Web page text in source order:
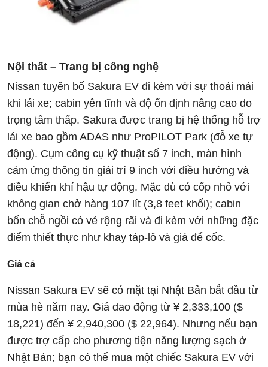
Nội thất – Trang bị công nghệ
Nissan tuyên bố Sakura EV đi kèm với sự thoải mái
khi lái xe; cabin yên tĩnh và độ ổn định nâng cao do
trọng tâm thấp. Sakura được trang bị hệ thống hỗ trợ
lái xe bao gồm ADAS như ProPILOT Park (đỗ xe tự
động). Cụm công cụ kỹ thuật số 7 inch, màn hình
cảm ứng thông tin giải trí 9 inch với điều hướng và
điều khiển khí hậu tự động. Mặc dù có cốp nhỏ với
không gian chở hàng 107 lít (3,8 feet khối); cabin
bốn chỗ ngồi có vẻ rộng rãi và đi kèm với những đặc
điểm thiết thực như khay táp-lô và giá để cốc.
Giá cả
Nissan Sakura EV sẽ có mặt tại Nhật Bản bắt đầu từ
mùa hè năm nay. Giá dao động từ ¥ 2,333,100 ($
18,221) đến ¥ 2,940,300 ($ 22,964). Nhưng nếu bạn
được trợ cấp cho phương tiện năng lượng sạch ở
Nhật Bản; bạn có thể mua một chiếc Sakura EV với